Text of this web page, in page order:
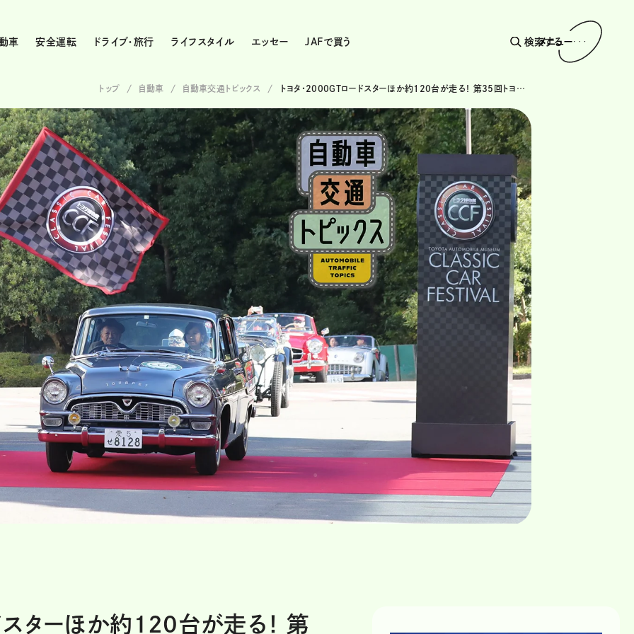
車 安全運転 ドライブ・旅行 ライフスタイル エッセー JAFで買う 検索する
メニュー
トップ 自動車 自動車交通トピックス トヨタ・2000GTロードスターほか約120台が走る！ 第35回トヨタ博物館クラシックカー・フェスティバル
スターほか約120台が走る！ 第